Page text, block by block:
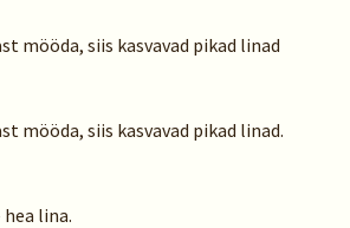
mööda, siis kasvavad pikad linad
mööda, siis kasvavad pikad linad.
lina.